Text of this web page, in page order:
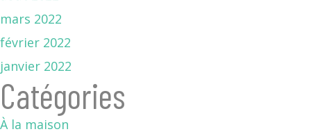
mars 2022
février 2022
janvier 2022
Catégories
À la maison